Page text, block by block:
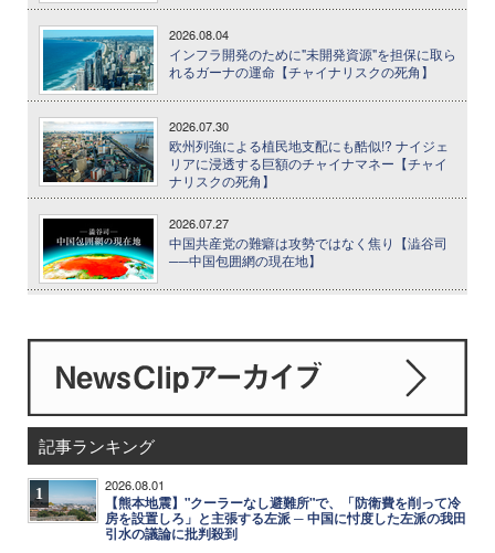
2026.08.04
インフラ開発のために"未開発資源"を担保に取ら
れるガーナの運命【チャイナリスクの死角】
2026.07.30
欧州列強による植民地支配にも酷似!? ナイジェ
リアに浸透する巨額のチャイナマネー【チャイ
ナリスクの死角】
2026.07.27
中国共産党の難癖は攻勢ではなく焦り【澁谷司
──中国包囲網の現在地】
記事ランキング
1 2026.08.01
【熊本地震】"クーラーなし避難所"で、「防衛費を削って冷
房を設置しろ」と主張する左派 ─ 中国に忖度した左派の我田
引水の議論に批判殺到